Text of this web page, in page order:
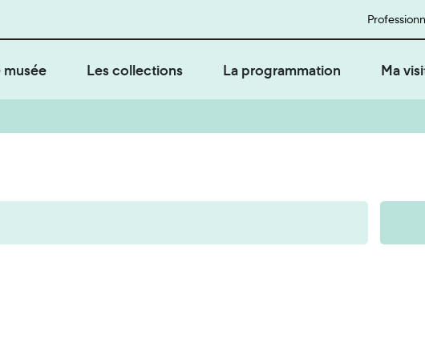
musée Les collections La programmation Ma